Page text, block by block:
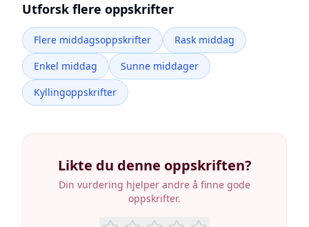
Utforsk flere oppskrifter
Flere middagsoppskrifter
Rask middag
Enkel middag
Sunne middager
Kyllingoppskrifter
Likte du denne oppskriften?
Din vurdering hjelper andre å finne gode
oppskrifter.